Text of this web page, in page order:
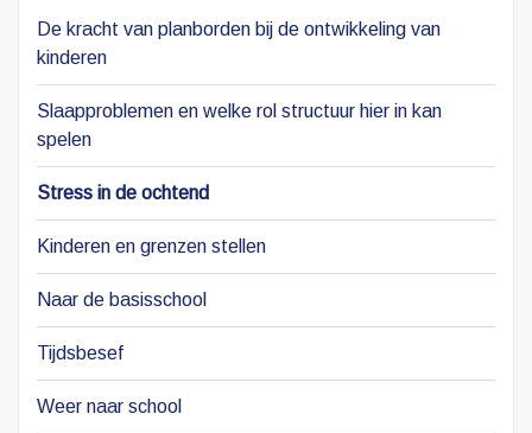
De kracht van planborden bij de ontwikkeling van
kinderen
Slaapproblemen en welke rol structuur hier in kan
spelen
Stress in de ochtend
Kinderen en grenzen stellen
Naar de basisschool
Tijdsbesef
Weer naar school